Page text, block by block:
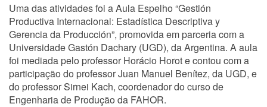
Uma das atividades foi a Aula Espelho “Gestión
Productiva Internacional: Estadística Descriptiva y
Gerencia da Producción”, promovida em parceria com a
Universidade Gastón Dachary (UGD), da Argentina. A aula
foi mediada pelo professor Horácio Horot e contou com a
participação do professor Juan Manuel Benítez, da UGD, e
do professor Sirnei Kach, coordenador do curso de
Engenharia de Produção da FAHOR.